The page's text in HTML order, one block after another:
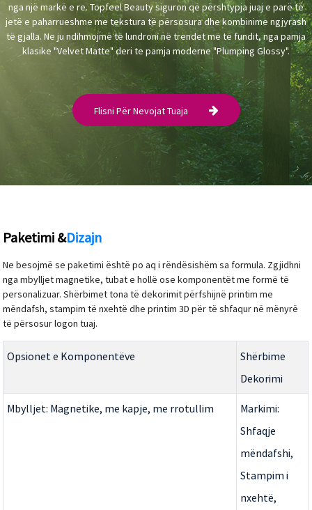
nga një markë e re. Topfeel Beauty siguron që përshtypja juaj e parë të
jetë e paharrueshme me tekstura të përsosura dhe kombinime ngjyrash
të gjalla. Ne ju ndihmojmë të lundroni në trendet më të fundit, nga pamja
klasike "Velvet Matte" deri te pamja moderne "Plumping Glossy".
Flisni Për Nevojat Tuaja
Paketimi &Dizajn
Ne besojmë se paketimi është po aq i rëndësishëm sa formula. Zgjidhni
nga mbylljet magnetike, tubat e hollë ose komponentët me formë të
personalizuar. Shërbimet tona të dekorimit përfshijnë printim me
mëndafsh, stampim të nxehtë dhe printim 3D për të shfaqur në mënyrë
të përsosur logon tuaj.
Opsionet e Komponentëve
Shërbime
Dekorimi
Mbylljet: Magnetike, me kapje, me rrotullim
Markimi:
Shfaqje
mëndafshi,
Stampim i
nxehtë,